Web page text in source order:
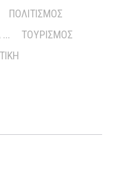
ΠΟΛΙΤΙΣΜΌΣ
ΤΟΥΡΙΣΜΌΣ